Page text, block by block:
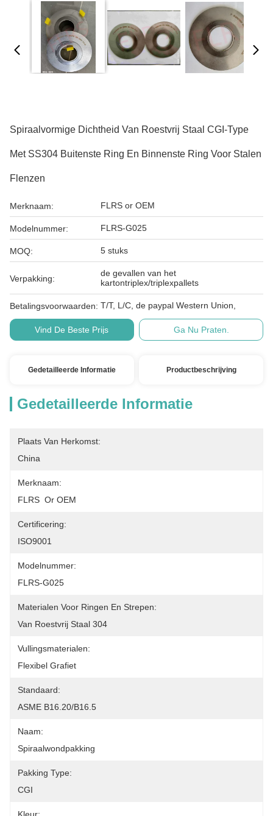
Spiraalvormige Dichtheid Van Roestvrij Staal CGI-Type
Met SS304 Buitenste Ring En Binnenste Ring Voor Stalen
Flenzen
Merknaam: FLRS or OEM
Modelnummer: FLRS-G025
MOQ: 5 stuks
Verpakking:
de gevallen van het
kartontriplex/triplexpallets
Betalingsvoorwaarden: T/T, L/C, de paypal Western Union,
Vind De Beste Prijs Ga Nu Praten.
Gedetailleerde Informatie Productbeschrijving
Gedetailleerde Informatie
Plaats Van Herkomst:
China
Merknaam:
FLRS  Or OEM
Certificering:
ISO9001
Modelnummer:
FLRS-G025
Materialen Voor Ringen En Strepen:
Van Roestvrij Staal 304
Vullingsmaterialen:
Flexibel Grafiet
Standaard:
ASME B16.20/B16.5
Naam:
Spiraalwondpakking
Pakking Type:
CGI